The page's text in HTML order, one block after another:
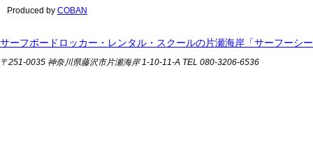
Produced by COBAN
サーフボードロッカー・レンタル・スクールの片瀬海岸「サーフーシ
〒251-0035 神奈川県藤沢市片瀬海岸 1-10-11-A TEL 080-3206-6536